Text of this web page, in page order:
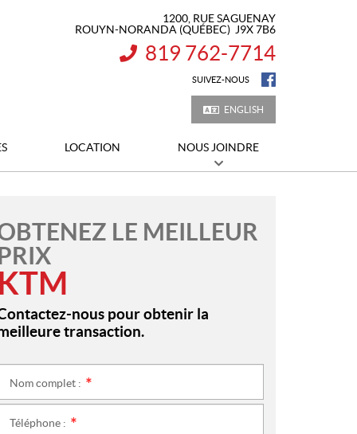
1200, RUE SAGUENAY
ROUYN-NORANDA (QUÉBEC) J9X 7B6
INFORMATION :
819 762-7714
SUIVEZ-NOUS
ENGLISH
LOCATION NOUS JOINDRE
LE MEILLEUR
KTM
nous pour obtenir la
transaction.
Nom complet :
Téléphone :